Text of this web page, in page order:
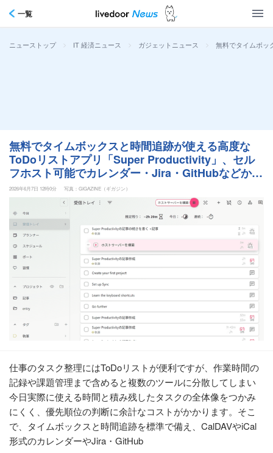
一覧
ニューストップ > IT 経済ニュース > ガジェットニュース > 無料でタイムボッ
無料でタイムボックスと時間追跡が使える高度な
ToDoリストアプリ「Super Productivity」、セル
フホスト可能でカレンダー・Jira・GitHubなどから
タスクをインポート可能
2026年6月7日 12時0分 写真：GIGAZINE（ギガジン）
仕事のタスク整理にはToDoリストが便利ですが、作業時間の
記録や課題管理まで含めると複数のツールに分散してしまい
今日実際に使える時間と積み残したタスクの全体像をつかみ
にくく、優先順位の判断に余計なコストがかかります。そこ
で、タイムボックスと時間追跡を標準で備え、CalDAVやiCal
形式のカレンダーやJira・GitHub